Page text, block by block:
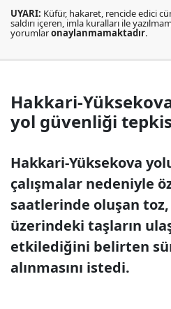
UYARI: Küfür, hakaret, rencide edici
saldırı içeren, imla kuralları ile
yorumlaronaylanmamaktadır.
Hakkari-
yol güvenliği
Hakkari-Yüksekova
çalışmalar nedeniyle
saatlerinde oluşan
üzerindeki taşların
etkilediğini belirten
alınmasını istedi.